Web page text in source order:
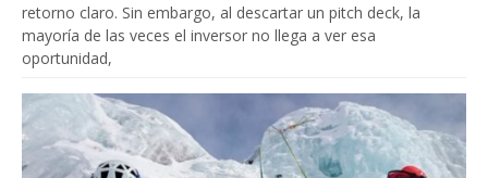
retorno claro. Sin embargo, al descartar un pitch deck, la
mayoría de las veces el inversor no llega a ver esa
oportunidad,